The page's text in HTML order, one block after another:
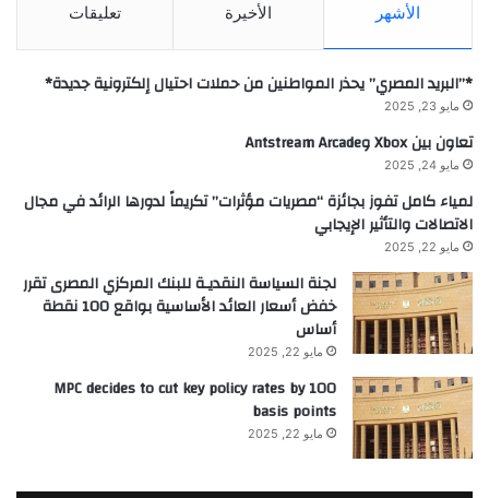
الأشهر الأخيرة تعليقات
*”البريد المصري” يحذر المواطنين من حملات احتيال إلكترونية جديدة*
مايو 23, 2025
تعاون بين Xbox وAntstream Arcade
مايو 24, 2025
لمياء كامل تفوز بجائزة “مصريات مؤثرات” تكريماً لدورها الرائد في مجال
الاتصالات والتأثير الإيجابي
مايو 22, 2025
لجنة السياسة النقديـة للبنك المركزي المصرى تقرر
خفض أسعار العائد الأساسية بواقع 100 نقطة
أساس
مايو 22, 2025
MPC decides to cut key policy rates by 100
basis points
مايو 22, 2025